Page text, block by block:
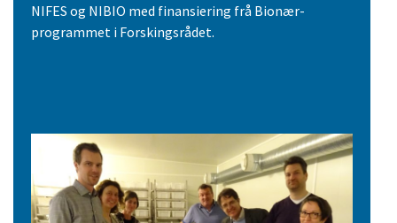
NIFES og NIBIO med finansiering frå Bionær-
programmet i Forskingsrådet.